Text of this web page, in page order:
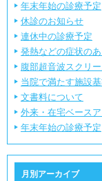
年末年始の診療予定
休診のお知らせ
連休中の診療予定
発熱などの症状のあ
腹部超音波スクリ
当院で満たす施設
文書料について
外来・在宅ベース
年末年始の診療予定
月別アーカイブ